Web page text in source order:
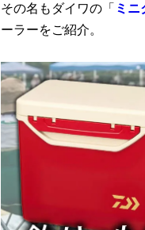
その名もダイワの「 ミニ
ーラーをご紹介。